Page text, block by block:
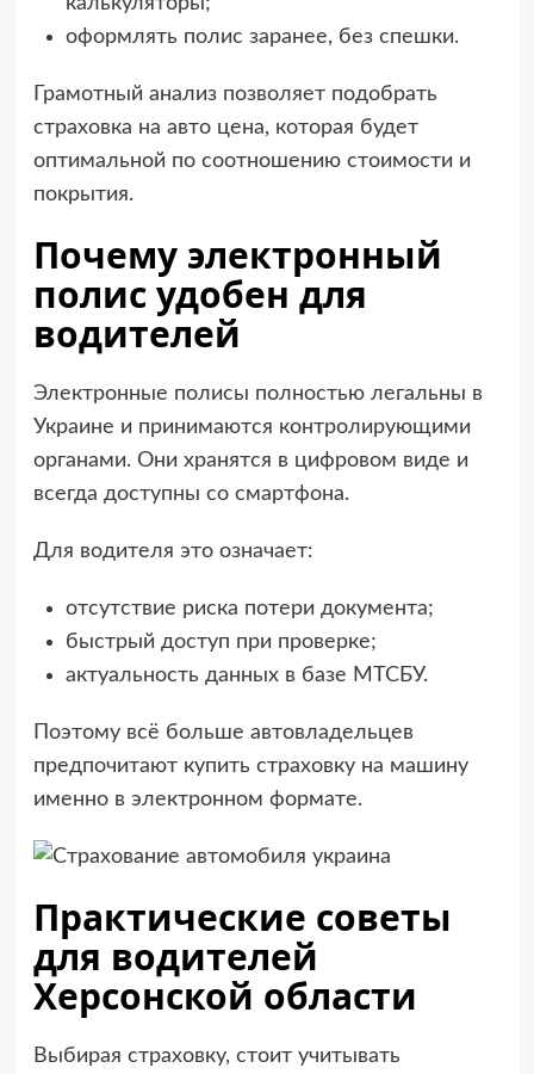
оформлять полис заранее, без спешки.
Грамотный анализ позволяет подобрать
страховка на авто цена, которая будет
оптимальной по соотношению стоимости и
покрытия.
Почему электронный
полис удобен для
водителей
Электронные полисы полностью легальны в
Украине и принимаются контролирующими
органами. Они хранятся в цифровом виде и
всегда доступны со смартфона.
Для водителя это означает:
отсутствие риска потери документа;
быстрый доступ при проверке;
актуальность данных в базе МТСБУ.
Поэтому всё больше автовладельцев
предпочитают купить страховку на машину
именно в электронном формате.
Практические советы
для водителей
Херсонской области
Выбирая страховку, стоит учитывать